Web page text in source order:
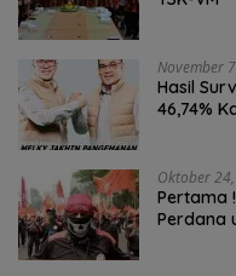
November
Hasil
46,74%
Oktober
Pertama
Perdana